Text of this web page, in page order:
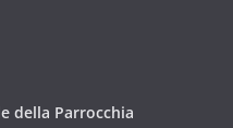
della Parrocchia